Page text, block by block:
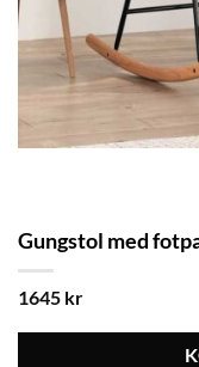
Gungstol med
1645 kr